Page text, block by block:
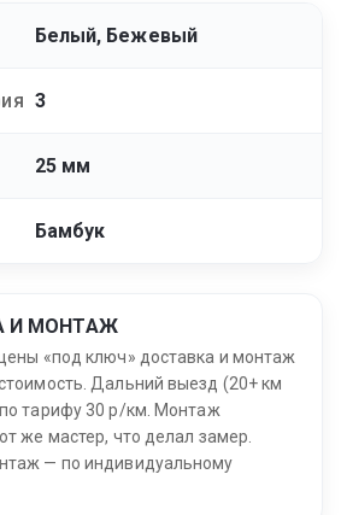
Белый, Бежевый
3
25 мм
Бамбук
И МОНТАЖ
«под ключ» доставка и монтаж
Дальний выезд (20+ км
тарифу 30 р/км. Монтаж
же мастер, что делал замер.
— по индивидуальному